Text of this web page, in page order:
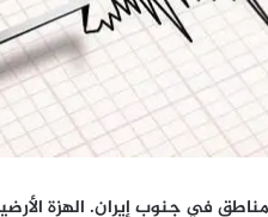
الأربعاء، مناطق في جنوب إيران.